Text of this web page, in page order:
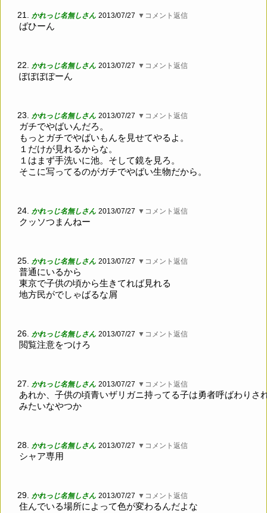
21. かれっじ名無しさん 2013/07/27 ▼コメント返信
ばひーん
22. かれっじ名無しさん 2013/07/27 ▼コメント返信
ぽぽぽぽーん
23. かれっじ名無しさん 2013/07/27 ▼コメント返信
ガチでやばいんだろ。
もっとガチでやばいもんを見せてやるよ。
１だけが見れるからな。
１はまず手洗いに池。そして鏡を見ろ。
そこに写ってるのがガチでやばい生物だから。
24. かれっじ名無しさん 2013/07/27 ▼コメント返信
クッソつまんねー
25. かれっじ名無しさん 2013/07/27 ▼コメント返信
普通にいるから
東京で子供の頃から生きてれば見れる
地方民がでしゃばるな屑
26. かれっじ名無しさん 2013/07/27 ▼コメント返信
閲覧注意をつけろ
27. かれっじ名無しさん 2013/07/27 ▼コメント返信
あれか、子供の頃青いザリガニ持ってる子は勇者呼ばわりさ
みたいなやつか
28. かれっじ名無しさん 2013/07/27 ▼コメント返信
シャア専用
29. かれっじ名無しさん 2013/07/27 ▼コメント返信
住んでいる場所によって色が変わるんだよな